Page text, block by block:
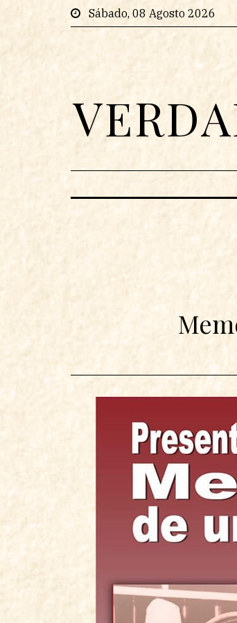
Sábado, 08 Agosto 2026